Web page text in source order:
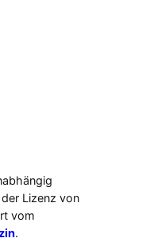
Lizenz von
vom
.